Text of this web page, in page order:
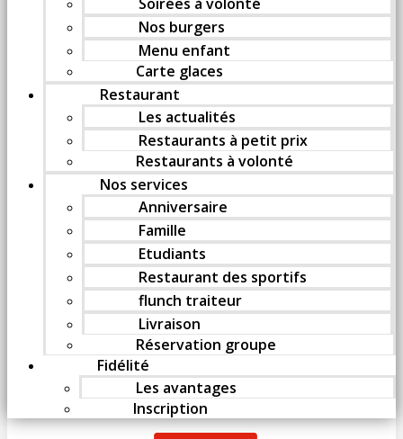
Nos burgers
Menu enfant
Carte glaces
Restaurant
Les actualités
Restaurants à petit prix
Restaurants à volonté
Nos services
Anniversaire
Famille
Etudiants
Restaurant des sportifs
flunch traiteur
Livraison
Réservation groupe
Fidélité
Les avantages
Inscription